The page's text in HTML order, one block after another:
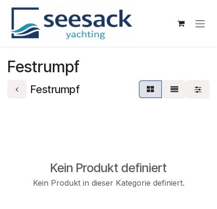
Zum Inhalt springen
Festrumpf
Festrumpf
Kein Produkt definiert
Kein Produkt in dieser Kategorie definiert.